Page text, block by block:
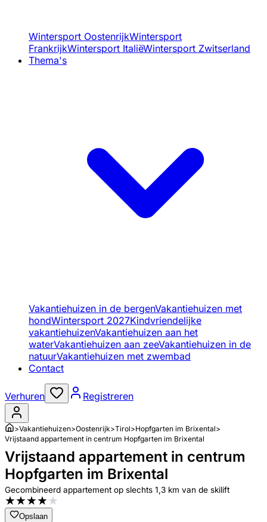
Wintersport OostenrijkWintersport
FrankrijkWintersport ItaliëWintersport Zwitserland
Thema's
Vakantiehuizen in de bergenVakantiehuizen met
hondWintersport 2027Kindvriendelijke
vakantiehuizenVakantiehuizen aan het
waterVakantiehuizen aan zeeVakantiehuizen in de
natuurVakantiehuizen met zwembad
Contact
Verhuren Registreren
>Vakantiehuizen>Oostenrijk>Tirol>Hopfgarten im Brixental>
Vrijstaand appartement in centrum Hopfgarten im Brixental
Vrijstaand appartement in centrum
Hopfgarten im Brixental
Gecombineerd appartement op slechts 1,3 km van de skilift
★★★★★
Opslaan